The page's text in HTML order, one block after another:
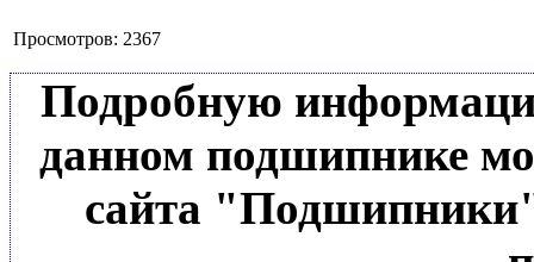
Просмотров: 2367
Подробную
данном подшипнике
сайта